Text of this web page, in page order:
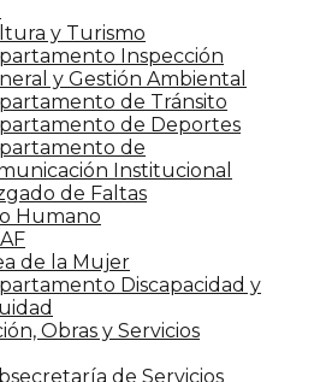
y Turismo
Inspección
y Gestión Ambiental
de Tránsito
de Deportes
de
Institucional
de Faltas
Humano
de la Mujer
Discapacidad y
Obras y Servicios
de Servicios